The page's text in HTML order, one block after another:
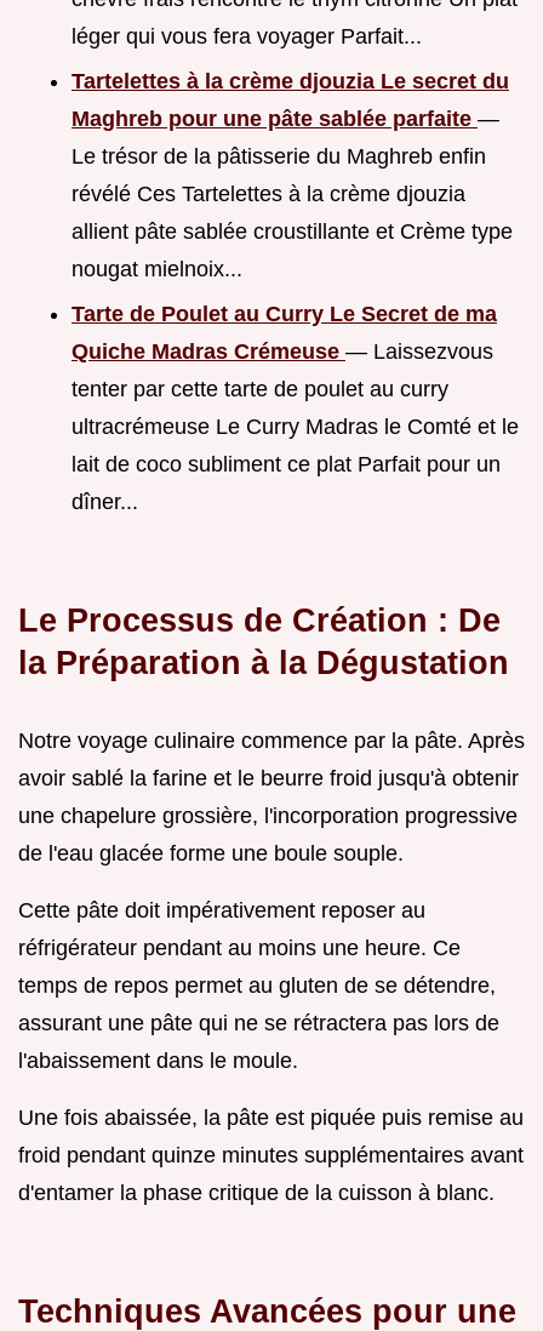
léger qui vous fera voyager Parfait...
Tartelettes à la crème djouzia Le secret du
Maghreb pour une pâte sablée parfaite —
Le trésor de la pâtisserie du Maghreb enfin
révélé Ces Tartelettes à la crème djouzia
allient pâte sablée croustillante et Crème type
nougat mielnoix...
Tarte de Poulet au Curry Le Secret de ma
Quiche Madras Crémeuse — Laissezvous
tenter par cette tarte de poulet au curry
ultracrémeuse Le Curry Madras le Comté et le
lait de coco subliment ce plat Parfait pour un
dîner...
Le Processus de Création : De
la Préparation à la Dégustation
Notre voyage culinaire commence par la pâte. Après
avoir sablé la farine et le beurre froid jusqu'à obtenir
une chapelure grossière, l'incorporation progressive
de l'eau glacée forme une boule souple.
Cette pâte doit impérativement reposer au
réfrigérateur pendant au moins une heure. Ce
temps de repos permet au gluten de se détendre,
assurant une pâte qui ne se rétractera pas lors de
l'abaissement dans le moule.
Une fois abaissée, la pâte est piquée puis remise au
froid pendant quinze minutes supplémentaires avant
d'entamer la phase critique de la cuisson à blanc.
Techniques Avancées pour une